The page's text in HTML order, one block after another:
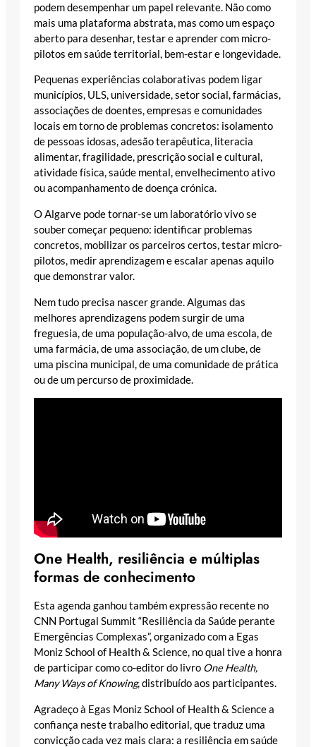
podem desempenhar um papel relevante. Não como
mais uma plataforma abstrata, mas como um espaço
aberto para desenhar, testar e aprender com micro-
pilotos em saúde territorial, bem-estar e longevidade.
Pequenas experiências colaborativas podem ligar
municípios, ULS, universidade, setor social, farmácias,
associações de doentes, empresas e comunidades
locais em torno de problemas concretos: isolamento
de pessoas idosas, adesão terapêutica, literacia
alimentar, fragilidade, prescrição social e cultural,
atividade física, saúde mental, envelhecimento ativo
ou acompanhamento de doença crónica.
O Algarve pode tornar-se um laboratório vivo se
souber começar pequeno: identificar problemas
concretos, mobilizar os parceiros certos, testar micro-
pilotos, medir aprendizagem e escalar apenas aquilo
que demonstrar valor.
Nem tudo precisa nascer grande. Algumas das
melhores aprendizagens podem surgir de uma
freguesia, de uma população-alvo, de uma escola, de
uma farmácia, de uma associação, de um clube, de
uma piscina municipal, de uma comunidade de prática
ou de um percurso de proximidade.
One Health, resiliência e múltiplas
formas de conhecimento
Esta agenda ganhou também expressão recente no
CNN Portugal Summit “Resiliência da Saúde perante
Emergências Complexas”, organizado com a Egas
Moniz School of Health & Science, no qual tive a honra
de participar como co-editor do livro One Health,
Many Ways of Knowing, distribuído aos participantes.
Agradeço à Egas Moniz School of Health & Science a
confiança neste trabalho editorial, que traduz uma
convicção cada vez mais clara: a resiliência em saúde